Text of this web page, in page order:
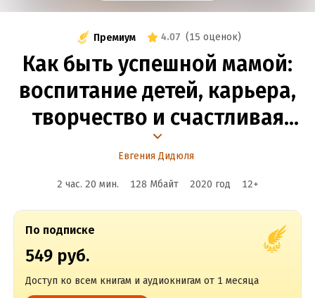
Премиум 4.07 (15 оценок)
Как быть успешной мамой:
воспитание детей, карьера,
творчество и счастливая
семья
Евгения Дидюля
2 час. 20 мин. 128 Мбайт 2020 год 12+
По подписке
549 руб.
Доступ ко всем книгам и аудиокнигам от 1 месяца